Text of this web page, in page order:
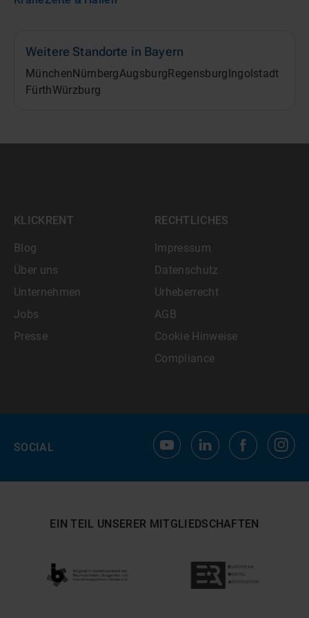
Weitere Standorte in Bayern
München NürnbergAugsburg Regensburg Ingolstadt
FürthWürzburg
KLICKRENT
Blog
Über uns
Unternehmen
Jobs
Presse
RECHTLICHES
Impressum
Datenschutz
Urheberrecht
AGB
Cookie Hinweise
Compliance
SOCIAL
EIN TEIL UNSERER MITGLIEDSCHAFTEN